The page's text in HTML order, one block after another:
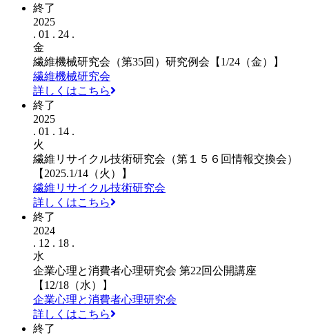
終了
2025
. 01 . 24 .
金
繊維機械研究会（第35回）研究例会【1/24（金）】
繊維機械研究会
詳しくはこちら
終了
2025
. 01 . 14 .
火
繊維リサイクル技術研究会（第１５６回情報交換会）
【2025.1/14（火）】
繊維リサイクル技術研究会
詳しくはこちら
終了
2024
. 12 . 18 .
水
企業心理と消費者心理研究会 第22回公開講座
【12/18（水）】
企業心理と消費者心理研究会
詳しくはこちら
終了